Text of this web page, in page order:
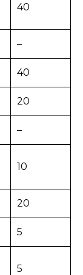
40
–
40
20
–
10
20
5
5